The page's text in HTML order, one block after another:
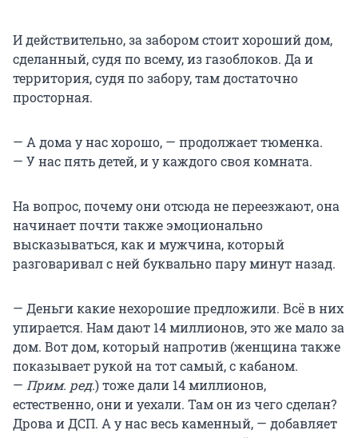
И действительно, за забором стоит хороший дом,
сделанный, судя по всему, из газоблоков. Да и
территория, судя по забору, там достаточно
просторная.
— А дома у нас хорошо, — продолжает тюменка.
— У нас пять детей, и у каждого своя комната.
На вопрос, почему они отсюда не переезжают, она
начинает почти также эмоционально
высказываться, как и мужчина, который
разговаривал с ней буквально пару минут назад.
— Деньги какие нехорошие предложили. Всё в них
упирается. Нам дают 14 миллионов, это же мало за
дом. Вот дом, который напротив (женщина также
показывает рукой на тот самый, с кабаном.
— Прим. ред.) тоже дали 14 миллионов,
естественно, они и уехали. Там он из чего сделан?
Дрова и ДСП. А у нас весь каменный, — добавляет